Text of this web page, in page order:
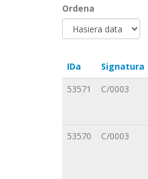
Ordena
IDa Signatura
53571
C/0003
53570 C/0003